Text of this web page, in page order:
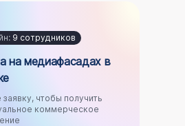
9 сотрудников
на медиафасадах в
заявку, чтобы получить
коммерческое